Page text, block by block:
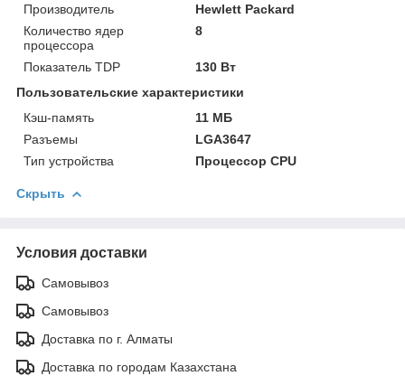
Производитель
Hewlett Packard
Количество ядер
процессора
8
Показатель TDP
130 Вт
Пользовательские характеристики
Кэш-память
11 МБ
Разъемы
LGA3647
Тип устройства
Процессор CPU
Скрыть
Условия доставки
Самовывоз
Самовывоз
Доставка по г. Алматы
Доставка по городам Казахстана